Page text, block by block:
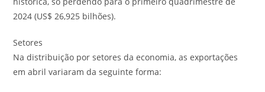
2024 (US$ 26,925 bilhões).
Setores
Na distribuição por setores da economia, as exportações
em abril variaram da seguinte forma: